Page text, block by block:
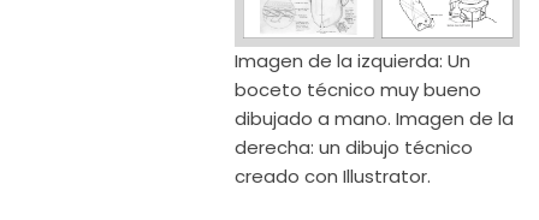
Imagen de la izquierda: Un
boceto técnico muy bueno
dibujado a mano. Imagen de la
derecha: un dibujo técnico
creado con Illustrator.